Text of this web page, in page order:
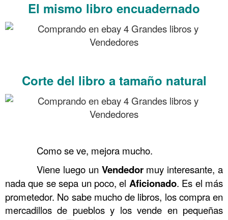
El mismo libro encuadernado
Corte del libro a tamaño natural
Como se ve, mejora mucho.
Viene luego un Vendedormuy interesante, a
nada que se sepa un poco, el Aficionado. Es el más
prometedor. No sabe mucho de libros, los compra en
mercadillos de pueblos y los vende en pequeñas